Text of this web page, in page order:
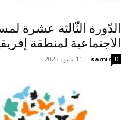
الدّورة الثّالثة عشرة
الاجتماعية لمنطقة
samir
- 11 مايو، 2023 0